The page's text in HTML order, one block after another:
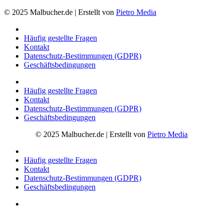
© 2025 Malbucher.de | Erstellt von Pietro Media
Häufig gestellte Fragen
Kontakt
Datenschutz-Bestimmungen (GDPR)
Geschäftsbedingungen
Häufig gestellte Fragen
Kontakt
Datenschutz-Bestimmungen (GDPR)
Geschäftsbedingungen
© 2025 Malbucher.de | Erstellt von Pietro Media
Häufig gestellte Fragen
Kontakt
Datenschutz-Bestimmungen (GDPR)
Geschäftsbedingungen